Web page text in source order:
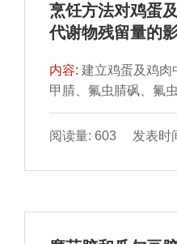
温度下带鱼粉的货架
Arrhenius 方程中TMA/
烹饪方法对鸡蛋
代谢物残留量的
内容:建立鸡蛋及鸡肉
甲腈、氟虫腈砜、氟
谱-串联质谱定量检
白，并用QuEChERS
在75.7%～104.5%之
浓度的被污染样本烹
阅读量: 603 发表时